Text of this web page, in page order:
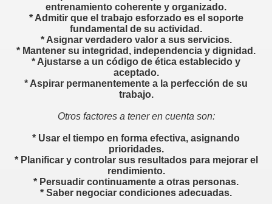
entrenamiento coherente y organizado.
*Admitir que el trabajo esforzado es el soporte
fundamental de su actividad.
*Asignar verdadero valor a sus servicios.
* Mantener su integridad, independencia y dignidad.
*Ajustarse a un código de ética establecido y
aceptado.
*Aspirar permanentemente a la perfección de su
trabajo.
Otros factores a tener en cuenta son:
* Usar el tiempo en forma efectiva, asignando
prioridades.
*Planificar y controlar sus resultados para mejorar el
rendimiento.
* Persuadir continuamente a otras personas.
* Saber negociar condiciones adecuadas.
y saber escuchar